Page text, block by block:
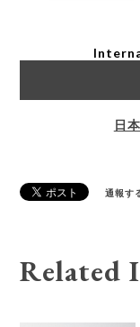
日
通報す
Related